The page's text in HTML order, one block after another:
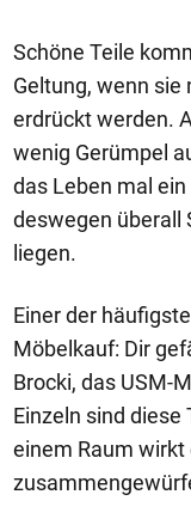
Schöne Teile
Geltung, wenn sie
erdrückt werden.
wenig Gerümpel
das Leben mal
deswegen überall
liegen.
Einer der
Möbelkauf: Dir
Brocki, das USM-
Einzeln sind diese
einem Raum wirkt